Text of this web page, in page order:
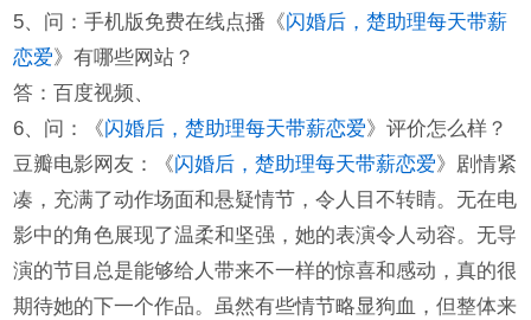
5、问：手机版免费在线点播《闪婚后，楚助理每天带薪
恋爱》有哪些网站？
答：百度视频、
6、问：《闪婚后，楚助理每天带薪恋爱》评价怎么样？
豆瓣电影网友：《闪婚后，楚助理每天带薪恋爱》剧情紧
凑，充满了动作场面和悬疑情节，令人目不转睛。无在电
影中的角色展现了温柔和坚强，她的表演令人动容。无导
演的节目总是能够给人带来不一样的惊喜和感动，真的很
期待她的下一个作品。虽然有些情节略显狗血，但整体来